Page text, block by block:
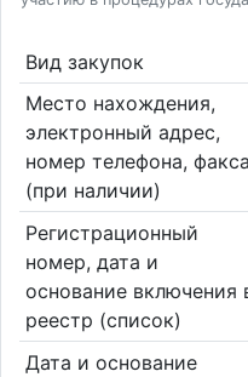
Вид закупок
Место нахождения,
электронный адрес,
номер телефона, факса
(при наличии)
Регистрационный
номер, дата и
основание включения
реестр (список)
Дата и основание